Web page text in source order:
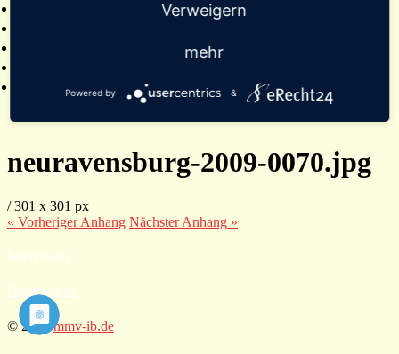
neuravensburg-2009-0070.jpg
/301 x 301 px
« VorherigerAnhang NächsterAnhang »
Impressum
Datenschutz
© 2026mmv-ib.de
Verweigern
mehr
Powered by &